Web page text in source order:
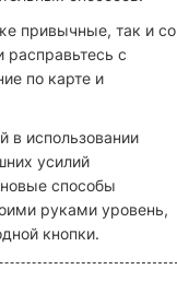
привычные, так и со
с
по карте и
в использовании
усилий
способы
руками уровень,
кнопки.